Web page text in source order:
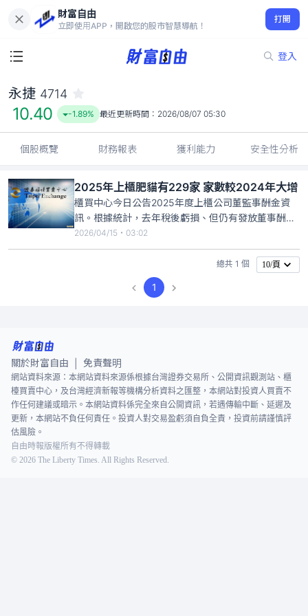
財富自由
立即使用APP，開啟您的股市智慧導航！
打開
登入
10.40
-1.89%
永捷 4714
10.40 -1.89% 最近更新時間： 2026/08/07 05:30
個股概覽 財務報表 獲利能力 安全性分析
2025年上櫃肥貓有229家 家數較2024年大增
櫃買中心今日公告2025年度上櫃公司董監事酬金資
訊。根據統計，去年稅後虧損、但仍有發放董事酬金
的公司（肥貓公司）共計有229家。其中化學廠永捷
（4714）金額最高，去年稅後淨損9551萬元、每股
稅後虧損（EPS）0.54元，但董事酬金達千萬以上，
金額為1008.7萬元。
2026/04/15・03:02
總共 1 個 10/頁
1
關於財富自由 免責聲明
網站資料來源：本網站資料來源係根據台灣證券交易所、公開資訊觀測站、櫃
檯買賣中心，及台灣經濟新報等機構分析資料之匯整，本網站對投資人買賣不
作任何建議或暗示。本網站資料係完全來自公開資訊，若遇傳輸中斷、延遲及
更新，本網站不負任何責任。投資人對交易盈虧須自負全責，投資前請謹慎評
估風險。
自由時報版權所有不得轉載
© 2026 The Liberty Times. All Rights Reserved.